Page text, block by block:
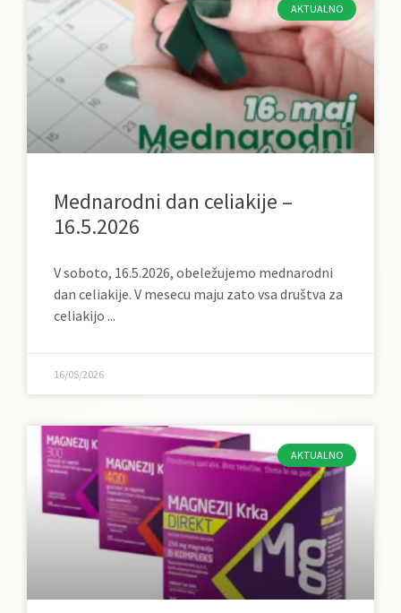
AKTUALNO
Mednarodni dan celiakije –
16.5.2026
V soboto, 16.5.2026, obeležujemo mednarodni
dan celiakije. V mesecu maju zato vsa društva za
celiakijo
16/05/2026
AKTUALNO